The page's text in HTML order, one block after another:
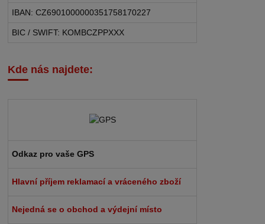
IBAN: CZ6901000000351758170227
BIC / SWIFT: KOMBCZPPXXX
Kde nás najdete:
Odkaz pro vaše GPS
Hlavní příjem reklamací a vráceného zboží
Nejedná se o obchod a výdejní místo